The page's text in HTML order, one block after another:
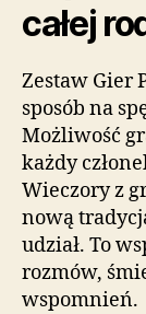
całej
Zestaw Gier
sposób na
Możliwość
każdy
Wieczory z
nową
udział. To
rozmów,
wspomnień.